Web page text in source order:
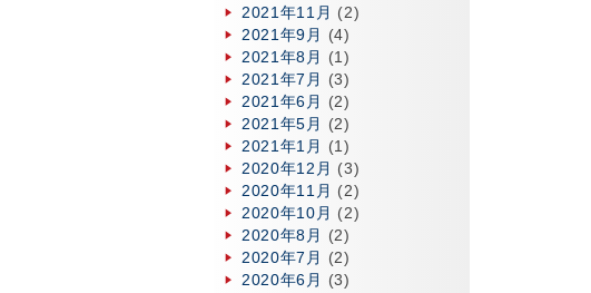
2021年11月 (2)
2021年9月
(4)
2021年8月
(1)
2021年7月
(3)
2021年6月
(2)
2021年5月
(2)
2021年1月
(1)
2020年12月 (3)
2020年11月 (2)
2020年10月 (2)
2020年8月
(2)
2020年7月
(2)
2020年6月
(3)